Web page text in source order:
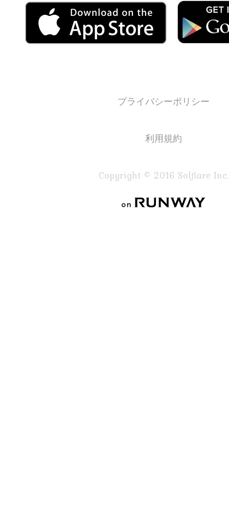
プライバシーポリシー
利用規約
Copyright © 2016 Solflare Inc.